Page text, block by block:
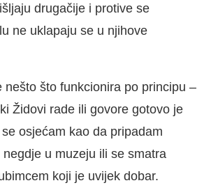
drugačije i protive se
ne uklapaju se u njihove
nešto što funkcionira po principu –
Židovi rade ili govore gotovo je
osjećam kao da pripadam
u muzeju ili se smatra
koji je uvijek dobar.